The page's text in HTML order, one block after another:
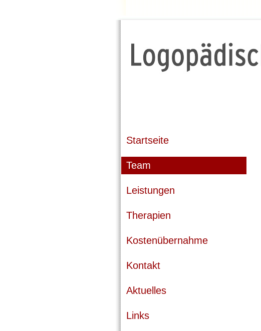
Startseite
Team
Leistungen
Therapien
Kostenübernahme
Kontakt
Aktuelles
Links